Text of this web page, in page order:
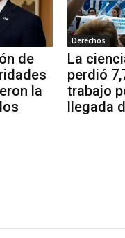
de
la
Derechos
La
perdió
trabajo
llegada